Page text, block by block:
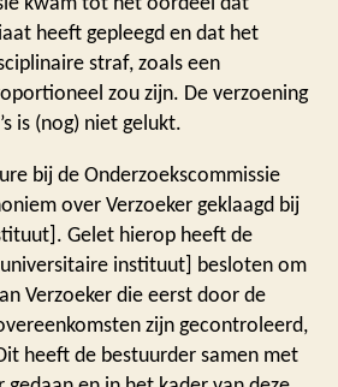
heeft gepleegd en dat het
straf, zoals een
zou zijn. De verzoening
is (nog) niet gelukt.
bij de Onderzoekscommissie
over Verzoeker geklaagd bij
Gelet hierop heeft de
instituut] besloten om
Verzoeker die eerst door de
zijn gecontroleerd,
heeft de bestuurder samen met